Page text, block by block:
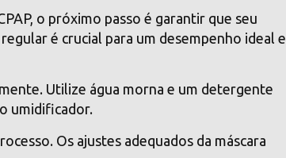
o próximo passo é garantir que seu
é crucial para um desempenho ideal e
Utilize água morna e um detergente
umidificador.
Os ajustes adequados da máscara